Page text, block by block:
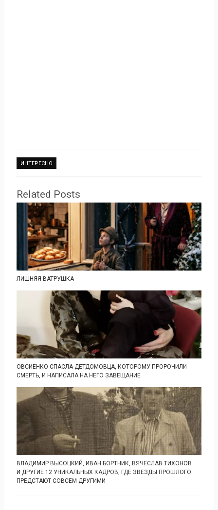
ИНТЕРЕСНО
Related Posts
ЛИШНЯЯ ВАТРУШКА
ОВСИЕНКО СПАСЛА ДЕТДОМОВЦА, КОТОРОМУ ПРОРОЧИЛИ
СМЕРТЬ, И НАПИСАЛА НА НЕГО ЗАВЕЩАНИЕ
ВЛАДИМИР ВЫСОЦКИЙ, ИВАН БОРТНИК, ВЯЧЕСЛАВ ТИХОНОВ
И ДРУГИЕ 12 УНИКАЛЬНЫХ КАДРОВ, ГДЕ ЗВЕЗДЫ ПРОШЛОГО
ПРЕДСТАЮТ СОВСЕМ ДРУГИМИ